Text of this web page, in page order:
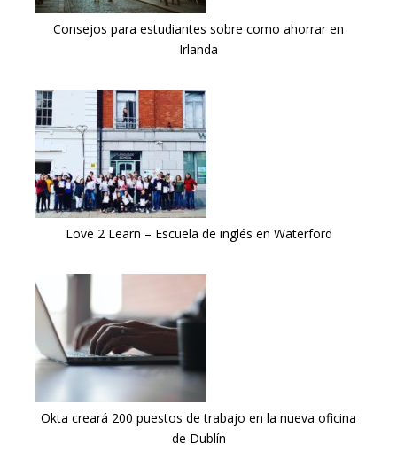
Consejos para estudiantes sobre como ahorrar en
Irlanda
Love 2 Learn – Escuela de inglés en Waterford
Okta creará 200 puestos de trabajo en la nueva oficina
de Dublín